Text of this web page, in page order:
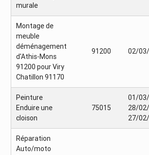
murale
Montage de
meuble
déménagement
d'Athis-Mons
91200 pour Viry
Chatillon 91170
91200 02/
Peinture
Enduire une
cloison
75015
01/
28/
27/
Réparation
Auto/moto